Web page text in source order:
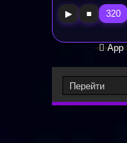
▶ ■ 320
 App